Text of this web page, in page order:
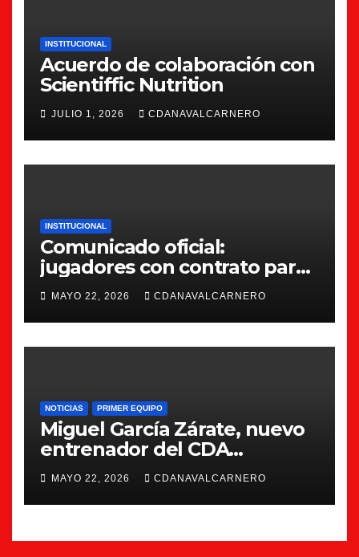
INSTITUCIONAL
Acuerdo de colaboración con
Scientiffic Nutrition
JULIO 1, 2026 CDANAVALCARNERO
INSTITUCIONAL
Comunicado oficial:
jugadores con contrato para
la 26/27
MAYO 22, 2026 CDANAVALCARNERO
NOTICIAS PRIMER EQUIPO
Miguel García Zárate, nuevo
entrenador del CDA
Navalcarnero
MAYO 22, 2026 CDANAVALCARNERO